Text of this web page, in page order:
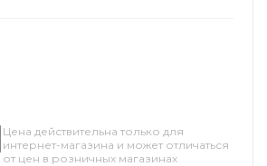
Цена действительна только для
интернет-магазина и может отличаться
от цен в розничных магазинах